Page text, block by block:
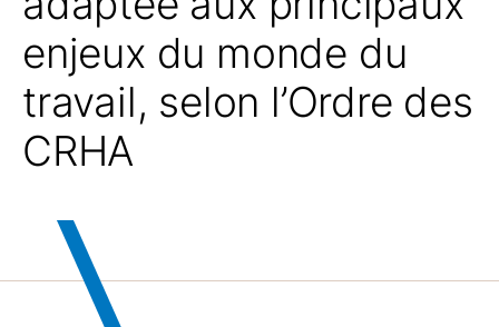
enjeux du monde du
travail, selon l’Ordre des
CRHA